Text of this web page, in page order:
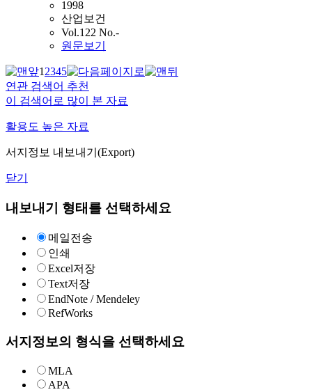
1998
산업보건
Vol.122 No.-
원문보기
12345
연관 검색어 추천
이 검색어로 많이 본 자료
활용도 높은 자료
서지정보 내보내기(Export)
닫기
내보내기 형태를 선택하세요
메일전송
인쇄
Excel저장
Text저장
EndNote / Mendeley
RefWorks
서지정보의 형식을 선택하세요
MLA
APA